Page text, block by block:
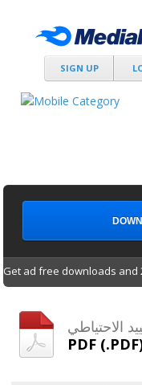
SIGN UP
Get ad free downloads and
الاحتياطي
PDF